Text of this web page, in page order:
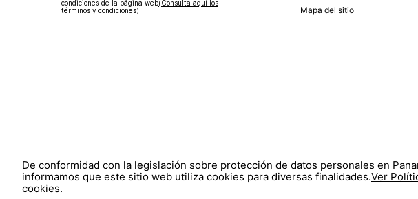
condiciones de la página web‎(Consúlta aquí los
términos y condiciones)
Mapa del sitio
© COPYRIGHT 2020 STF
De conformidad con la legislación sobre protección de datos personales en
informamos que este sitio web utiliza cookies para diversas finalidades.Ver
cookies.